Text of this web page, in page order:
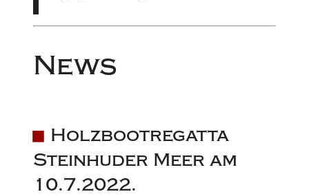
News
Holzbootregatta
Steinhuder Meer am
10.7.2022.